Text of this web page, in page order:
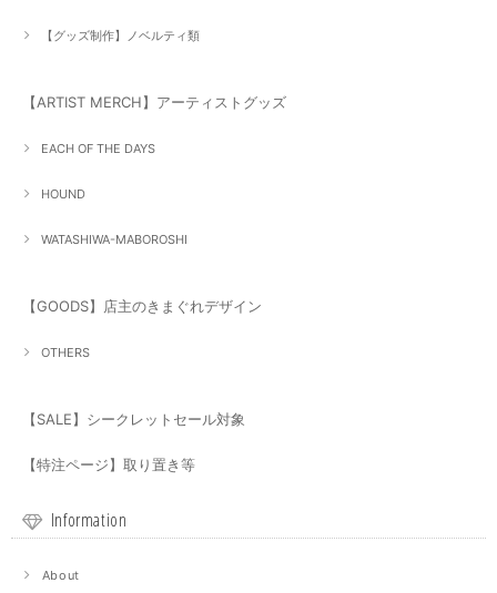
【グッズ制作】ノベルティ類
【ARTIST MERCH】アーティストグッズ
EACH OF THE DAYS
HOUND
WATASHIWA-MABOROSHI
【GOODS】店主のきまぐれデザイン
OTHERS
【SALE】シークレットセール対象
【特注ページ】取り置き等
Information
About